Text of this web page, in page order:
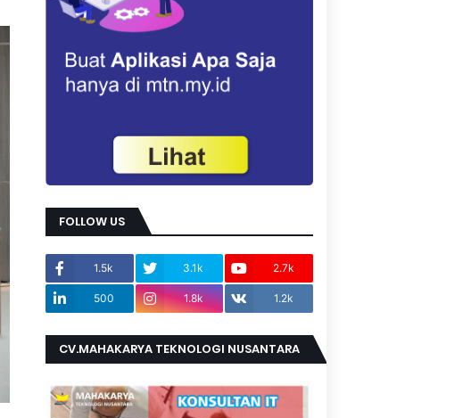
FOLLOW US
1.5k 3.1k 2.7k
500 1.8k 1.2k
CV.MAHAKARYA TEKNOLOGI NUSANTARA